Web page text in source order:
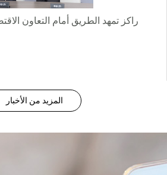
راكز تمهد الطريق أمام التعاون
المزيد من الأخبار